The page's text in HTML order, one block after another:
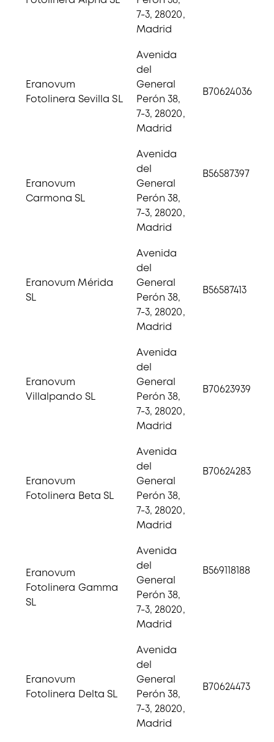
7-3, 28020,
Madrid
Eranovum
Fotolinera Sevilla SL
Avenida
del
General
Perón 38,
7-3, 28020,
Madrid
B70624036
Eranovum
Carmona SL
Avenida
del
General
Perón 38,
7-3, 28020,
Madrid
B56587397
Eranovum Mérida
SL
Avenida
del
General
Perón 38,
7-3, 28020,
Madrid
B56587413
Eranovum
Villalpando SL
Avenida
del
General
Perón 38,
7-3, 28020,
Madrid
B70623939
Eranovum
Fotolinera Beta SL
Avenida
del
General
Perón 38,
7-3, 28020,
Madrid
B70624283
Eranovum
Fotolinera Gamma
SL
Avenida
del
General
Perón 38,
7-3, 28020,
Madrid
B569118188
Eranovum
Fotolinera Delta SL
Avenida
del
General
Perón 38,
7-3, 28020,
Madrid
B70624473